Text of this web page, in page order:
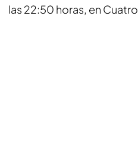
las 22:50 horas, en Cuatro